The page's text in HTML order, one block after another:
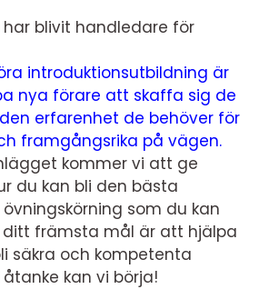
blivit handledare för
introduktionsutbildning är
nya förare att skaffa sig de
erfarenhet de behöver för
framgångsrika på vägen.
kommer vi att ge
du kan bli den bästa
som du kan
ditt främsta mål är att hjälpa
säkra och kompetenta
kan vi börja!